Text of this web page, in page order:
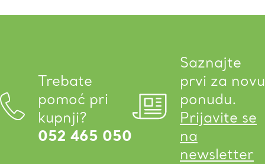
Trebate
pomoć pri
kupnji?
052 465 050
Saznajte
prvi za novu
ponudu.
Prijavite se
na
newsletter